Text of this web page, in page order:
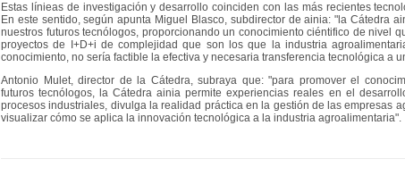
Estas línieas de investigación y desarrollo coinciden con las más recientes
En este sentido, según apunta Miguel Blasco, subdirector de ainia: "la Cátedra
nuestros futuros tecnólogos, proporcionando un conocimiento ciéntifico de nivel
proyectos de I+D+i de complejidad que son los que la industria
conocimiento, no sería factible la efectiva y necesaria transferencia tecnológica a
Antonio Mulet, director de la Cátedra, subraya que: "para promover el
futuros tecnólogos, la Cátedra ainia permite experiencias reales en el
procesos industriales, divulga la realidad práctica en la gestión de las empresas
visualizar cómo se aplica la innovación tecnológica a la industria agroalimentaria".